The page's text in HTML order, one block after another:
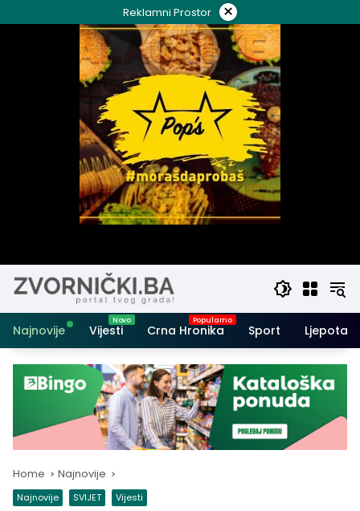
to
Reklamni Prostor ×
Najnovije Vijesti Crna Hronika Sport Ljepota i
Home Najnovije
Najnovije SVIJET Vijesti